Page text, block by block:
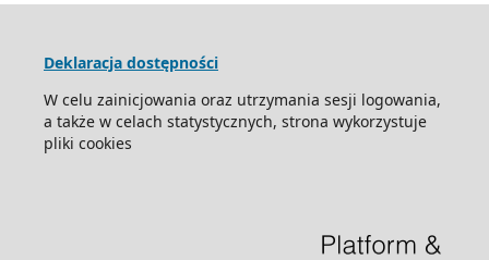
Deklaracja dostępności
W celu zainicjowania oraz utrzymania sesji logowania,
a także w celach statystycznych, strona wykorzystuje
pliki cookies